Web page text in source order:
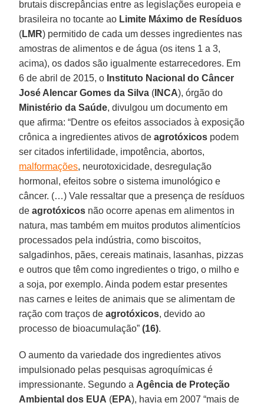
brutais discrepâncias entre as legislações europeia e
brasileira no tocante ao Limite Máximo de Resíduos
(LMR) permitido de cada um desses ingredientes nas
amostras de alimentos e de água (os itens 1 a 3,
acima), os dados são igualmente estarrecedores. Em
6 de abril de 2015, o Instituto Nacional do Câncer
José Alencar Gomes da Silva ( INCA), órgão do
Ministério da Saúde, divulgou um documento em
que afirma: “Dentre os efeitos associados à exposição
crônica a ingredientes ativos deagrotóxicos podem
ser citados infertilidade, impotência, abortos,
malformações, neurotoxicidade, desregulação
hormonal, efeitos sobre o sistema imunológico e
câncer. (…) Vale ressaltar que a presença de resíduos
deagrotóxicos não ocorre apenas em alimentos in
natura, mas também em muitos produtos alimentícios
processados pela indústria, como biscoitos,
salgadinhos, pães, cereais matinais, lasanhas, pizzas
e outros que têm como ingredientes o trigo, o milho e
a soja, por exemplo. Ainda podem estar presentes
nas carnes e leites de animais que se alimentam de
ração com traços deagrotóxicos, devido ao
processo de bioacumulação”(16).
O aumento da variedade dos ingredientes ativos
impulsionado pelas pesquisas agroquímicas é
impressionante. Segundo a Agência de Proteção
Ambiental dos EUA (EPA), havia em 2007 “mais de